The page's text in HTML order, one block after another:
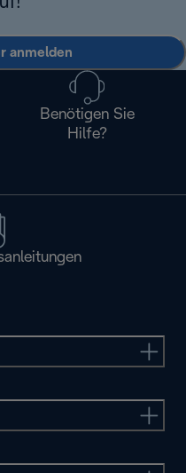
anmelden
Benötigen Sie
Hilfe?